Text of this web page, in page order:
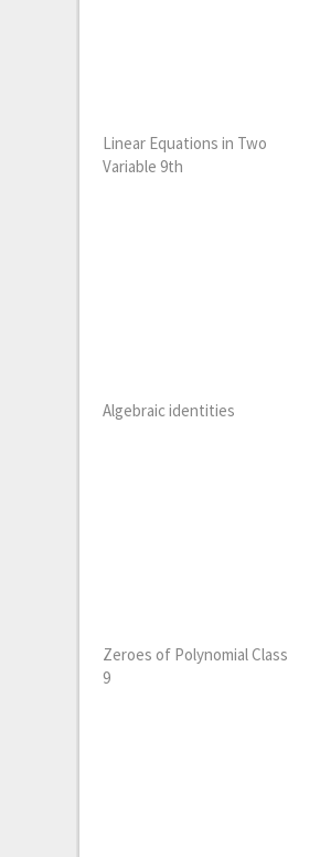
Linear Equations in Two
Variable 9th
Algebraic identities
Zeroes of Polynomial Class
9